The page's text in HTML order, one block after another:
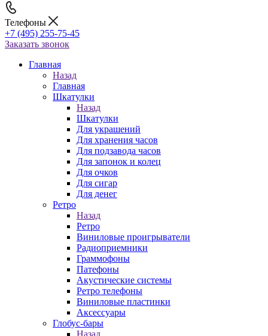
Телефоны
+7 (495) 255-75-45
Заказать звонок
Главная
Назад
Главная
Шкатулки
Назад
Шкатулки
Для украшений
Для хранения часов
Для подзавода часов
Для запонок и колец
Для очков
Для сигар
Для денег
Ретро
Назад
Ретро
Виниловые проигрыватели
Радиоприемники
Граммофоны
Патефоны
Акустические системы
Ретро телефоны
Виниловые пластинки
Аксессуары
Глобус-бары
Назад